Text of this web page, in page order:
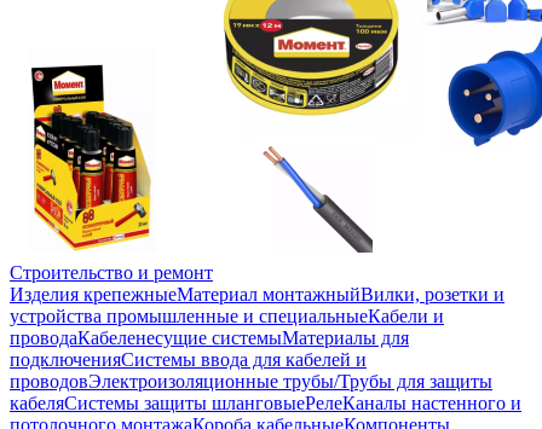
Строительство и ремонт
Изделия крепежныеМатериал монтажныйВилки, розетки и
устройства промышленные и специальныеКабели и
проводаКабеленесущие системыМатериалы для
подключенияСистемы ввода для кабелей и
проводовЭлектроизоляционные трубы/Трубы для защиты
кабеляСистемы защиты шланговыеРелеКаналы настенного и
потолочного монтажаКороба кабельныеКомпоненты